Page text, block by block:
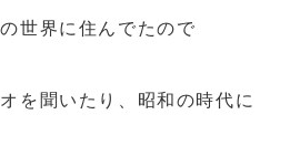
世界に住んでたので
を聞いたり、昭和の時代に